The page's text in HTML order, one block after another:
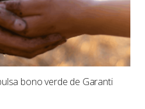
bono verde de Garanti